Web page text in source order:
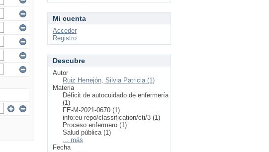
Mi cuenta
Acceder
Registro
Descubre
Autor
Ruiz Herrejón, Silvia Patricia (1)
Materia
Déficit de autocuidado de enfermería
(1)
FE-M-2021-0670 (1)
info:eu-repo/classification/cti/3 (1)
Proceso enfermero (1)
Salud pública (1)
... más
Fecha